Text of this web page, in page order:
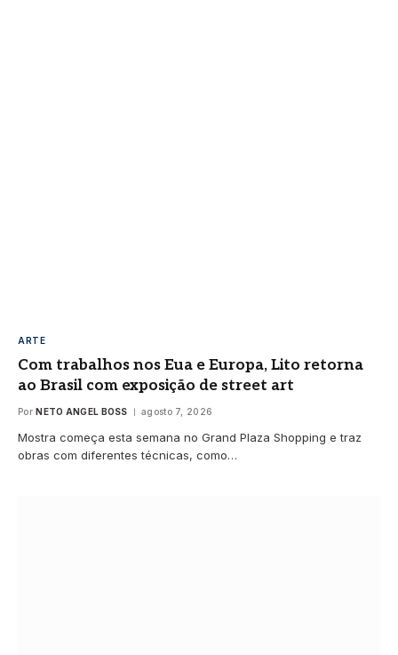
ARTE
Com trabalhos nos Eua e Europa, Lito retorna
ao Brasil com exposição de street art
Por NETO ANGEL BOSS agosto 7, 2026
Mostra começa esta semana no Grand Plaza Shopping e traz
obras com diferentes técnicas, como…